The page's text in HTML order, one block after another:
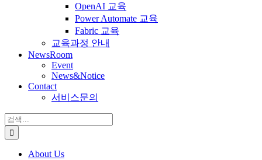
OpenAI 교육
Power Automate 교육
Fabric 교육
교육과정 안내
NewsRoom
Event
News&Notice
Contact
서비스문의
검
색:
About Us